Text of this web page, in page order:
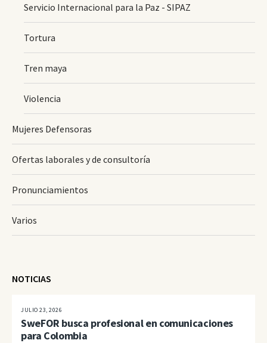
Servicio Internacional para la Paz - SIPAZ
Tortura
Tren maya
Violencia
Mujeres Defensoras
Ofertas laborales y de consultoría
Pronunciamientos
Varios
NOTICIAS
JULIO 23, 2026
SweFOR busca profesional en comunicaciones
para Colombia